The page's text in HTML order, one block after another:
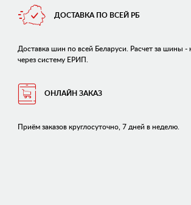
ДОСТАВКА ПО ВСЕЙ РБ
Доставка шин по всей Беларуси. Расчет за шины
через систему ЕРИП.
ОНЛАЙН ЗАКАЗ
Приём заказов круглосуточно, 7 дней в неделю.